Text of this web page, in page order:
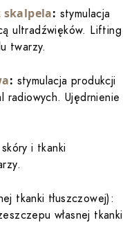
skalpela: stymulacja
ultradźwięków. Lifting
twarzy.
: stymulacja produkcji
radiowych. Ujędrnienie
i tkanki
tkanki tłuszczowej):
własnej tkanki